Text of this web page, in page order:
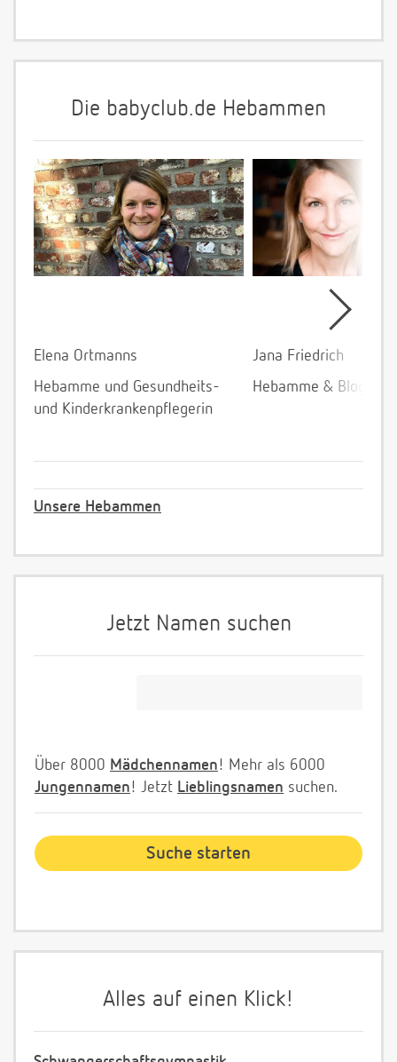
Die babyclub.de Hebammen
Elena Ortmanns
Hebamme und Gesundheits-
und Kinderkrankenpflegerin
Jana Friedrich
Hebamme &
Unsere Hebammen
Jetzt Namen suchen
Über 8000 Mädchennamen! Mehr als 6000
Jungennamen! Jetzt Lieblingsnamen suchen.
Alles auf einen Klick!